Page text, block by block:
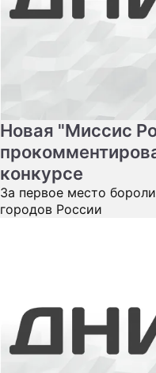
Новая "Миссис
конкурсе
За первое место
городов России